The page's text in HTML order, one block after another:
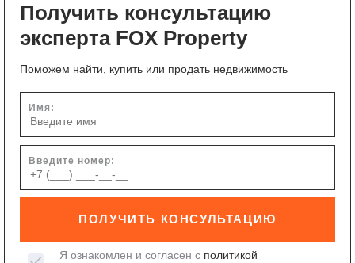
Получить консультацию
эксперта FOX Property
Поможем найти, купить или продать недвижимость
Имя:
Введите номер:
ПОЛУЧИТЬ КОНСУЛЬТАЦИЮ
Я ознакомлен и согласен с политикой